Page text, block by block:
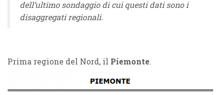
dell’ultimo sondaggio di cui questi dati sono i
disaggregati regionali.
Prima regione del Nord, il Piemonte.